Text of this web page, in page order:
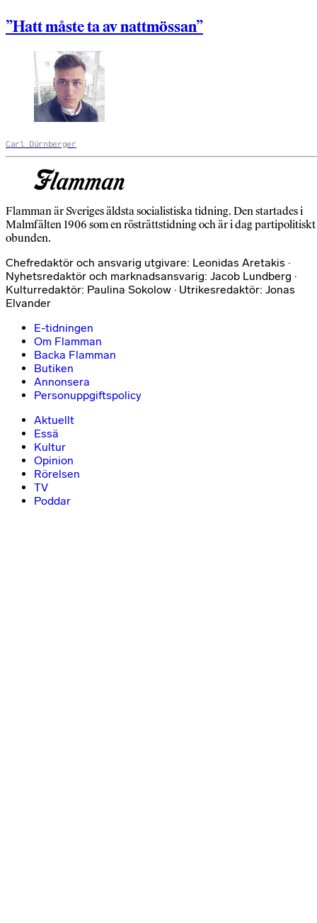
”Hatt måste ta av nattmössan”
Carl Dürnberger
Flamman är Sveriges äldsta socialistiska tidning. Den startades i
Malmfälten 1906 som en rösträttstidning och är i dag partipolitiskt
obunden.
Chefredaktör och ansvarig utgivare: Leonidas Aretakis ·
Nyhetsredaktör och marknadsansvarig: Jacob Lundberg ·
Kulturredaktör: Paulina Sokolow · Utrikesredaktör: Jonas
Elvander
E-tidningen
Om Flamman
Backa Flamman
Butiken
Annonsera
Personuppgiftspolicy
Aktuellt
Essä
Kultur
Opinion
Rörelsen
TV
Poddar